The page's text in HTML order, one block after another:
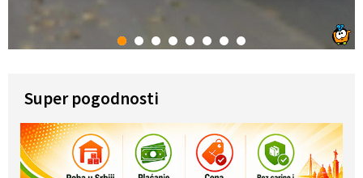
1 2 3 4 5 6 7 8
Super pogodnosti